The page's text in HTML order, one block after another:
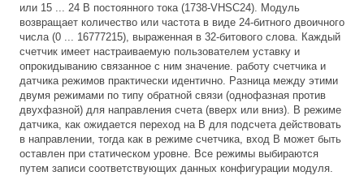
или 15 ... 24 В постоянного тока (1738-VHSC24). Модуль
возвращает количество или частота в виде 24-битного двоичного
числа (0 ... 16777215), выраженная в 32-битового слова. Каждый
счетчик имеет настраиваемую пользователем уставку и
опрокидыванию связанное с ним значение. работу счетчика и
датчика режимов практически идентично. Разница между этими
двумя режимами по типу обратной связи (однофазная против
двухфазной) для направления счета (вверх или вниз). В режиме
датчика, как ожидается переход на B для подсчета действовать
в направлении, тогда как в режиме счетчика, вход B может быть
оставлен при статическом уровне. Все режимы выбираются
путем записи соответствующих данных конфигурации модуля.